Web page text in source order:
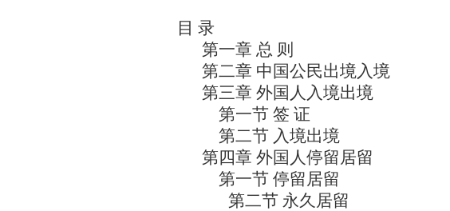
目 录
第一章 总 则
第二章 中国公民出境入境
第三章 外国人入境出境
第一节 签 证
第二节 入境出境
第四章 外国人停留居留
第一节 停留居留
第二节 永久居留